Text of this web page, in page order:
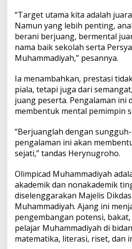
“Target utama kita adalah
Namun yang lebih penting,
berani berjuang, bermental
nama baik sekolah serta
Muhammadiyah,” pesannya.
Ia menambahkan, prestasi
piala, tetapi juga dari
juang peserta. Pengalaman ini
membentuk mental pemimpin
“Berjuanglah dengan
pengalaman ini akan
sejati,” tandas Herynugroho.
Olimpicad Muhammadiyah
akademik dan nonakademik
diselenggarakan Majelis
Muhammadiyah. Ajang ini
pengembangan potensi,
pelajar Muhammadiyah di
matematika, literasi, riset, dan